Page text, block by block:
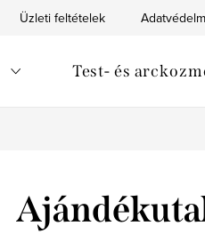
Üzleti feltételek
Test- és